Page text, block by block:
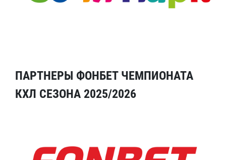
ПАРТНЕРЫ ФОНБЕТ ЧЕМПИОНАТА
КХЛ СЕЗОНА 2025/2026